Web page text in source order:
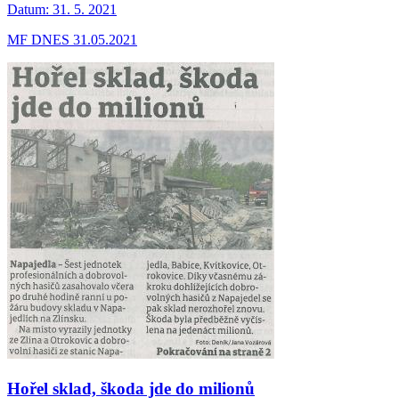
Datum: 31. 5. 2021
MF DNES 31.05.2021
Hořel sklad, škoda jde do milionů